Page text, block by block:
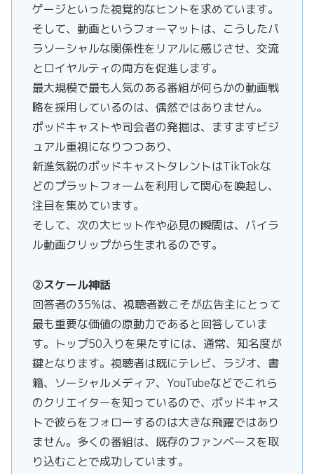
ゲージといった視覚的なヒントを求めています。
そして、動画というフォーマットは、こうしたパ
ラソーシャルな関係性をリアルに感じさせ、交流
とロイヤルティの両方を促進します。
最大規模で最も人気のある番組が何らかの動画戦
略を採用しているのは、偶然ではありません。
ポッドキャストや司会者の発掘は、ますますビジ
ュアル重視になりつつあり、
新進気鋭のポッドキャストタレントはTikTokな
どのプラットフォームを利用して関心を喚起し、
注目を集めています。
そして、次の大ヒット作や必見の瞬間は、バイラ
ル動画クリップから生まれるのです。
②スケール神話
回答者の35%は、視聴者数こそが広告主にとって
最も重要な価値の原動力であると回答していま
す。トップ50入りを果たすには、通常、知名度が
鍵となります。視聴者は既にテレビ、ラジオ、書
籍、ソーシャルメディア、YouTubeなどでこれら
のクリエイターを知っているので、ポッドキャス
トで彼らをフォローするのは大きな飛躍ではあり
ません。多くの番組は、既存のファンベースを取
り込むことで成功しています。